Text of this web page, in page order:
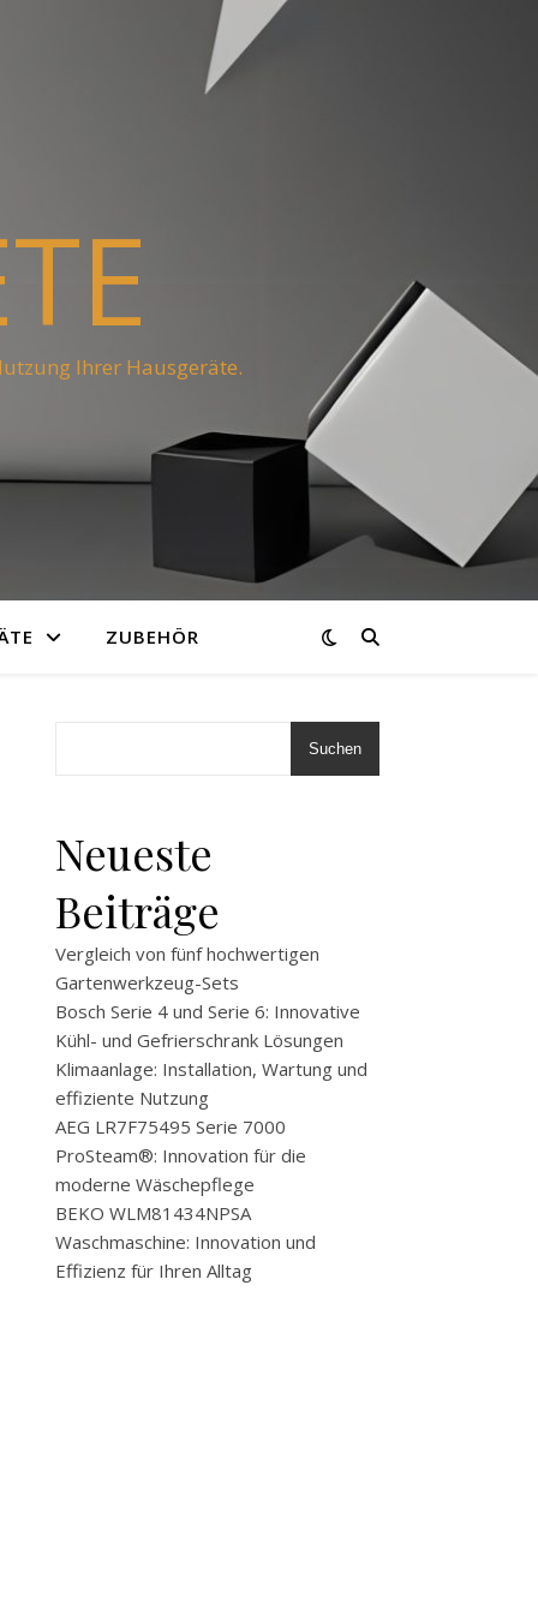
Ihrer Hausgeräte.
ZUBEHÖR
Suchen
Neueste
Beiträge
Vergleich von fünf hochwertigen
Gartenwerkzeug-Sets
Bosch Serie 4 und Serie 6: Innovative
Kühl- und Gefrierschrank Lösungen
Klimaanlage: Installation, Wartung und
effiziente Nutzung
AEG LR7F75495 Serie 7000
ProSteam®: Innovation für die
moderne Wäschepflege
BEKO WLM81434NPSA
Waschmaschine: Innovation und
Effizienz für Ihren Alltag